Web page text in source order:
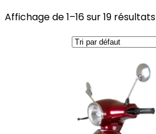
Affichage de 1–16 sur 19 résultats